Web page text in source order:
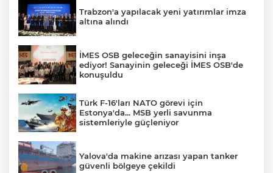
Trabzon'a yapılacak yeni yatırımlar imza
altına alındı
İMES OSB geleceğin sanayisini inşa
ediyor! Sanayinin geleceği İMES OSB'de
konuşuldu
Türk F-16'ları NATO görevi için
Estonya'da... MSB yerli savunma
sistemleriyle güçleniyor
Yalova'da makine arızası yapan tanker
güvenli bölgeye çekildi